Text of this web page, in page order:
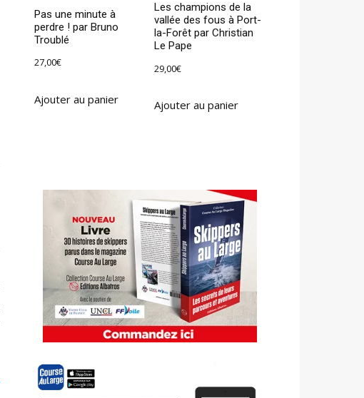
Pas une minute à
perdre ! par Bruno
Troublé
27,00€
Ajouter au panier
Les champions de la
vallée des fous à Port-
la-Forêt par Christian
Le Pape
29,00€
Ajouter au panier